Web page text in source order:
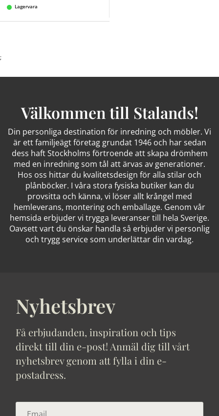
Lagervara
;
Välkommen till Stalands!
Din personliga destination för inredning och möbler. Vi
är ett familjeägt företag grundat 1946 och har sedan
dess haft Stockholms förtroende att skapa drömhem
med en inredning som tål att ärvas av generationer.
Hos oss hittar du kvalitetsdesign för alla stilar och
plånböcker. I våra stora fysiska butiker kan du
provsitta och känna, vi löser allt krångel med
hemleverans, montering och emballage. Genom vår
hemsida erbjuder vi trygga leveranser till hela Sverige.
Oavsett vart du önskar handla så erbjuder vi personlig
och trygg service som underlättar din vardag.
Nyhetsbrev
Få erbjudanden, inspiration och tips
direkt till din e-post! Anmäl dig till vårt
nyhetsbrev genom att fylla i din e-
postadress.